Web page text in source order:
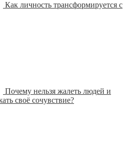
Как личность трансформируется с
Почему нельзя жалеть людей и
своё сочувствие?